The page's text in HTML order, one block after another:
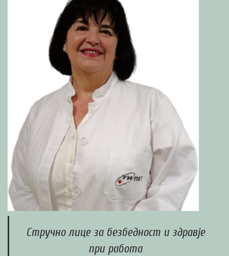
Стручно лице за безбедност и здравје
при работа